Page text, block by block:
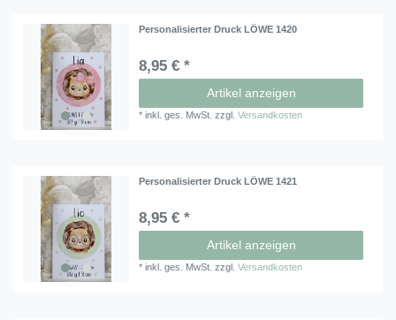
Personalisierter Druck LÖWE 1420
8,95 € *
Artikel anzeigen
*inkl. ges. MwSt. zzgl.Versandkosten
Personalisierter Druck LÖWE 1421
8,95 € *
Artikel anzeigen
*inkl. ges. MwSt. zzgl.Versandkosten